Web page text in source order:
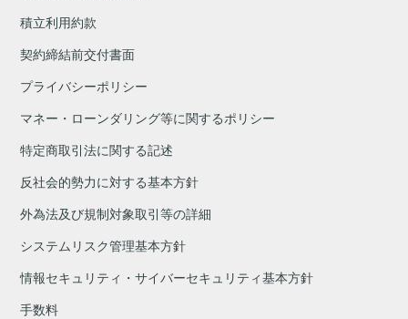
積立利用約款
契約締結前交付書面
プライバシーポリシー
マネー・ローンダリング等に関するポリシー
特定商取引法に関する記述
反社会的勢力に対する基本方針
外為法及び規制対象取引等の詳細
システムリスク管理基本方針
情報セキュリティ・サイバーセキュリティ基本方針
手数料